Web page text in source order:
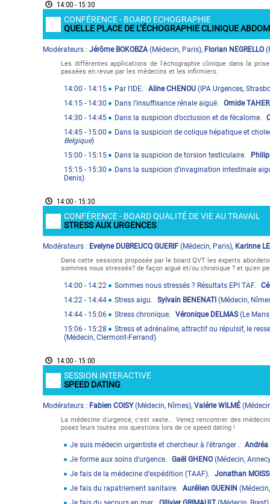
14:00 - 15:30
CONFÉRENCE - BOARD ECHOGRAPHIE
QUELLE PLACE DE L’ÉCHOGRAPHIE CLINIQUE
Modérateurs : Jérôme BOKOBZA(Médecin, Paris), Florian NEGRELLO (
Les différentes applications de l'échographie clinique dans la
passées en revue par les médecins et les infirmiers.
14:00 - 14:15 Par l'IDE. Aline CHENOU ( IPA Urgences,
14:15 - 14:30 Dans l’insuffisance rénale aiguë.
Omide
14:30 - 14:45 Dans la suspicion d’occlusion et de fécalome.
14:45 - 15:00
Dans la suspicion de colique hépatique et
Belgique)
15:00 - 15:15 Dans la suspicion de torsion testiculaire.
15:15 - 15:30
Dans la suspicion d’invagination intestinale
Denis)
14:00 - 15:30
CONFÉRENCE - BOARD QUALITÉ DE VIE AU TRAVAIL
STRESS AUX URGENCES
Modérateurs : Evelyne DUBREUCQ GUERIF (Médecin, Paris), Karinne
Dans cette sessions proposée par le board QVT les experts
sommes nous stressés? de façon aiguë et/ou chronique ? et qu'en
14:00 - 14:22 Sommes nous stressés ? Résultats EPI TAF.
14:22 - 14:44 Stress aigu. Sylvain BENENATI (Médecin,
14:44 - 15:06 Stress chronique. Véronique DELMAS(Le Mans
15:06 - 15:28
Stress et adrénaline, attractif ou répulsif, le
(Médecin, Clermont-Ferrand)
14:00 - 15:00
SESSION INTERACTIVE
SPEED DATING
Modérateurs : Fabien COISY(Médecin, Nîmes), Valérie WILMÉ (
La médecine d'urgence, c'est vaste... Venez rencontrer des
posez leurs toutes vos questions lors de ce speed dating !
Je suis médecin urgentiste et chercheur à l'étranger .
Andréa
Je forme aux soins d'urgence.
Gaël GHENO (Médecin,
Je fais de la médecine d’expédition (TAAF).
Jonathan
Je fais du rapatriement sanitaire.
Aurélien GUENIN (Médecin